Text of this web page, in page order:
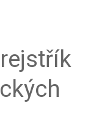
rejstřík